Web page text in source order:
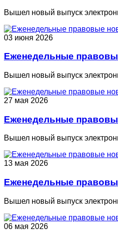
Вышел новый выпуск
03 июня 2026
Еженедельные
Вышел новый выпуск
27 мая 2026
Еженедельные
Вышел новый выпуск
13 мая 2026
Еженедельные
Вышел новый выпуск
06 мая 2026